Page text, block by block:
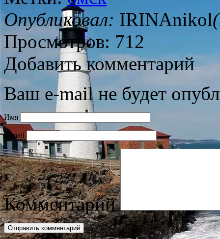
Опубликовал: IRINAnikol
Просмотров: 712
Добавить комментарий
Ваш e-mail не будет
Имя
E-mail
Комментарий